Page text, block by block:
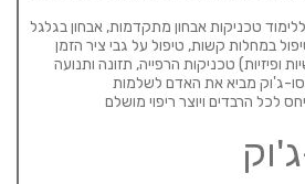
טכניקות אבחון מתקדמות, אבחון בגלגל
במחלות קשות, טיפול על גבי ציר הזמן